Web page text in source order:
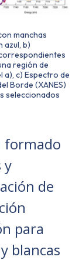
manchas
azul, b)
región de
a), c) Espectro de
Borde (XANES)
seleccionados
formado
y
de
para
blancas